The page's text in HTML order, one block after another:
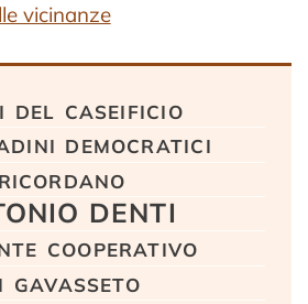
vicinanze
del caseificio
democratici
ricordano
DENTI
cooperativo
gavasseto